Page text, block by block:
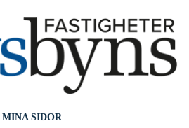
MINA SIDOR